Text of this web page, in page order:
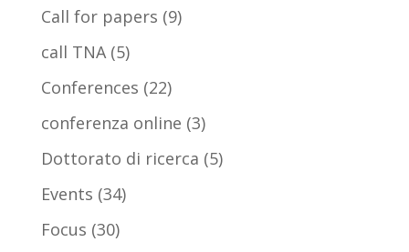
Call for papers (9)
call TNA(5)
Conferences (22)
conferenza online (3)
Dottorato di ricerca (5)
Events (34)
Focus (30)